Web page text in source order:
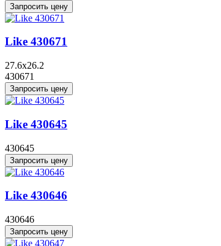
Запросить цену
Like 430671
27.6x26.2
430671
Запросить цену
Like 430645
430645
Запросить цену
Like 430646
430646
Запросить цену